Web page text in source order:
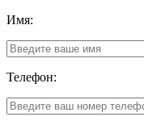
Имя:
Телефон: